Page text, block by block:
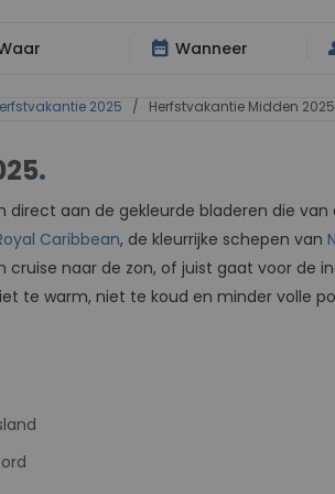
date_range Wanneer
2025 / Herfstvakantie Midden 2025
.
direct aan de gekleurde bladeren die van
Caribbean, de kleurrijke schepen van
cruise naar de zon, of juist gaat voor de
te warm, niet te koud en minder volle